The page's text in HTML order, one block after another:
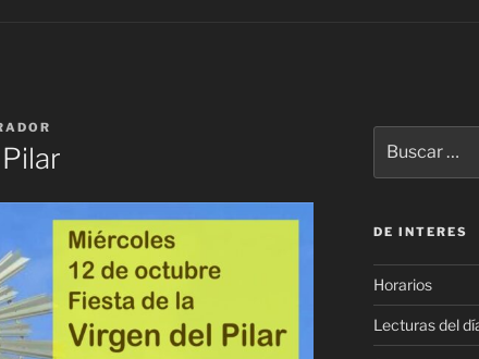
por:
DE INTERES
Horarios
Lecturas del